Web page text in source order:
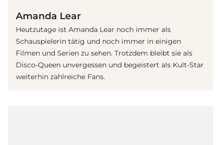
Amanda Lear
Heutzutage ist Amanda Lear noch immer als
Schauspielerin tätig und noch immer in einigen
Filmen und Serien zu sehen. Trotzdem bleibt sie als
Disco-Queen unvergessen und begeistert als Kult-Star
weiterhin zahlreiche Fans.